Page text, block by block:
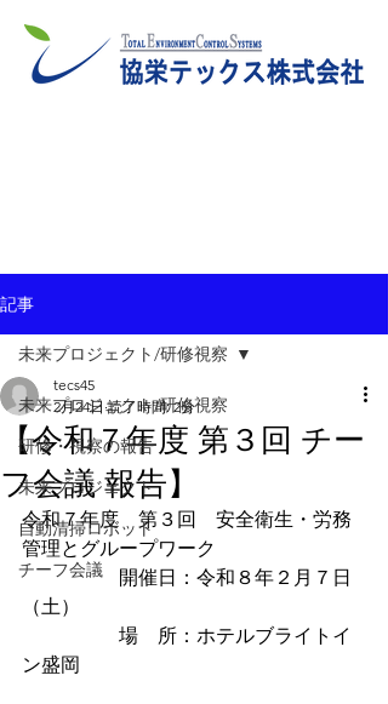
記事
未来プロジェクト/研修視察
研修・視察の報告
未来プロジェクト
自動清掃ロボット
チーフ会議
未来プロジェクト/研修視察
【令和７年度 第３回 チー
フ会議 報告】
tecs45
2月24日 読了時間: 2分
令和７年度　第３回　安全衛生・労務
管理とグループワーク
開催日：令和８年２月７日
（土）
場　所：ホテルブライトイ
ン盛岡